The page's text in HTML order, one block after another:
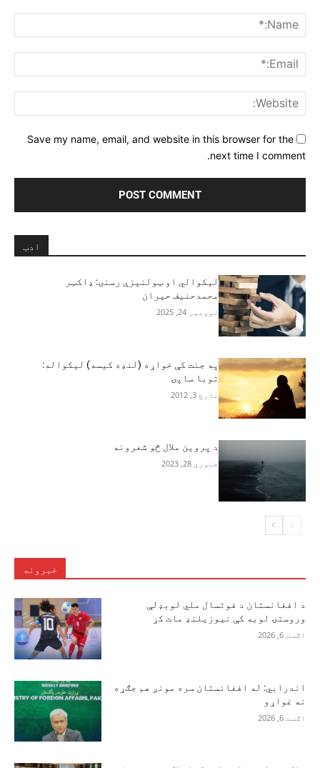
Save my name, email, and website in this browser for the
next time I comment.
ادب
لیکوالي او ټولنيزې رسنۍ: ډاکټر
محمدحنيف حيران
نوومبر 24, 2025
په جنت کې خواړه (لنډه کیسه) لیکواله:
توبا ساپۍ
مارچ 3, 2012
د پروین ملال څو شعرونه
جنوري 28, 2023
خبرونه
د افغانستان د فوتسال ملي لوبډلې
وروستۍ لوبه کې نیوزیلنډ مات کړ
اګست 6, 2026
اندرابي: له افغانستان سره مونږ هم جګړه
نه غواړو
اګست 6, 2026